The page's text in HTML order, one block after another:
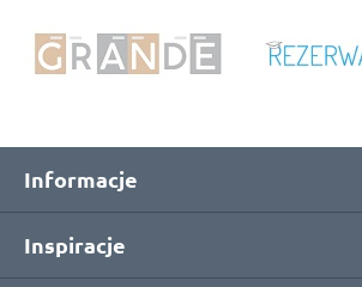
Informacje
Inspiracje